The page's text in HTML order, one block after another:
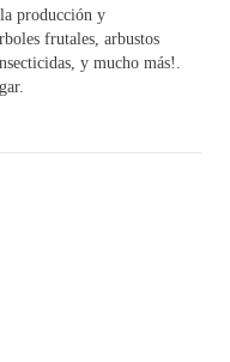
producción y
frutales, arbustos
y mucho más!.